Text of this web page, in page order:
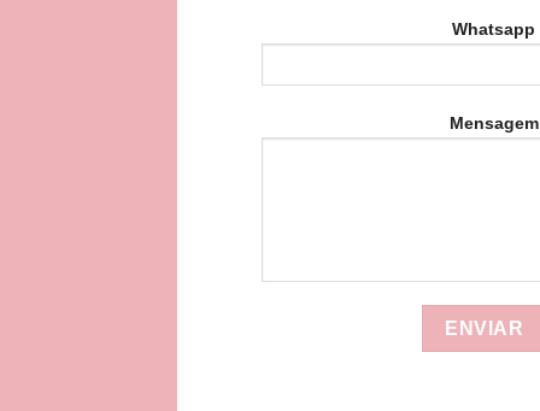
Whatsapp
Mensagem